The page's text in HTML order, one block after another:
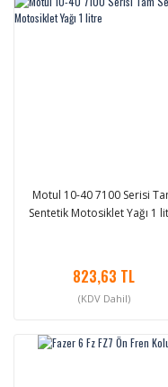
Motul 10-40 7100 Serisi
Sentetik Motosiklet Yağı 1
823,63 TL
(KDV Dahil)